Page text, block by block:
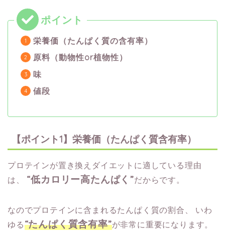
栄養価（たんぱく質の含有率）
原料（動物性or植物性）
味
値段
【ポイント1】栄養価（たんぱく質含有率）
プロテインが置き換えダイエットに適している理由
は、
“低カロリー高たんぱく”だからです。
なのでプロテインに含まれるたんぱく質の割合、
いわ
ゆる“たんぱく質含有率”が非常に重要になります。